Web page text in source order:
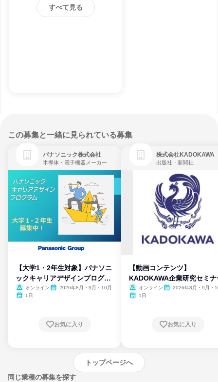
すべて見る
この募集と一緒に見られている募集
パナソニック株式会社
半導体・電子機器メーカー
【大学1・2年生対象】パナソニ
ックキャリアデザインプログラ
ム
オンライン
2026年8月・9月・10月
1日
お気に入り
株式会社KADOKAWA
出版社・新聞社
【動画コンテンツ】
KADOKAWA企業研究セミナ
オンライン
2026年8月・9月・
1日
お気に入り
トップページへ
同じ業種の募集を探す